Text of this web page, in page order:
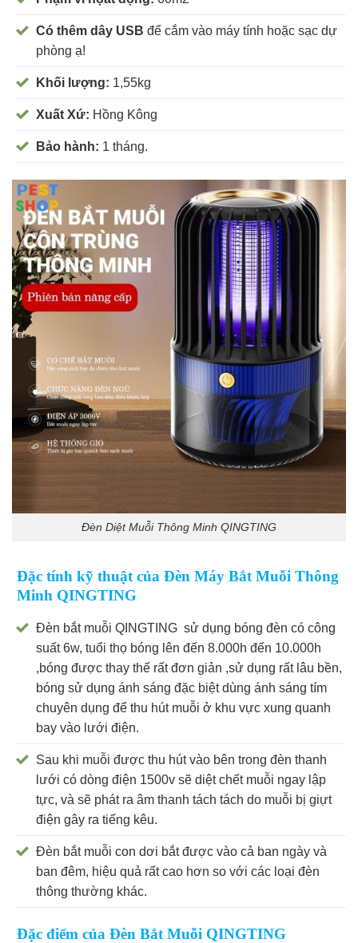
Có thêm dây USB để cắm vào máy tính hoặc sạc dự
phòng ạ!
Khối lượng: 1,55kg
Xuất Xứ: Hồng Kông
Bảo hành: 1 tháng.
Đèn Diệt Muỗi Thông Minh QINGTING
Đặc tính kỹ thuật của Đèn Máy Bắt Muỗi Thông
Minh QINGTING
Đèn bắt muỗi QINGTING sử dụng bóng đèn có công
suất 6w, tuổi thọ bóng lên đến 8.000h đến 10.000h
,bóng được thay thế rất đơn giản ,sử dụng rất lâu bền,
bóng sử dụng ánh sáng đặc biệt dùng ánh sáng tím
chuyên dụng để thu hút muỗi ở khu vực xung quanh
bay vào lưới điện.
Sau khi muỗi được thu hút vào bên trong đèn thanh
lưới có dòng điện 1500v sẽ diệt chết muỗi ngay lập
tực, và sẽ phát ra âm thanh tách tách do muỗi bị giựt
điện gây ra tiếng kêu.
Đèn bắt muỗi con dơi bắt được vào cả ban ngày và
ban đêm, hiệu quả rất cao hơn so với các loại đèn
thông thường khác.
Đặc điểm của Đèn Bắt Muỗi QINGTING